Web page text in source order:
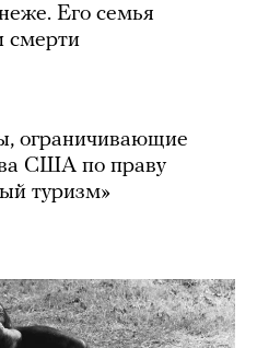
Его семья
смерти
ограничивающие
США по праву
туризм»